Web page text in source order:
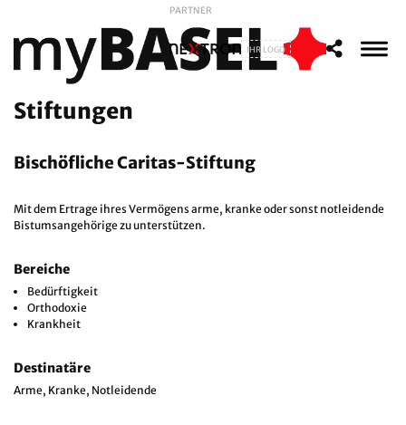
PARTNER
IHR LOGO
Stiftungen
Bischöfliche Caritas-Stiftung
Mit dem Ertrage ihres Vermögens arme, kranke oder sonst notleidende
Bistumsangehörige zu unterstützen.
Bereiche
Bedürftigkeit
Orthodoxie
Krankheit
Destinatäre
Arme, Kranke, Notleidende